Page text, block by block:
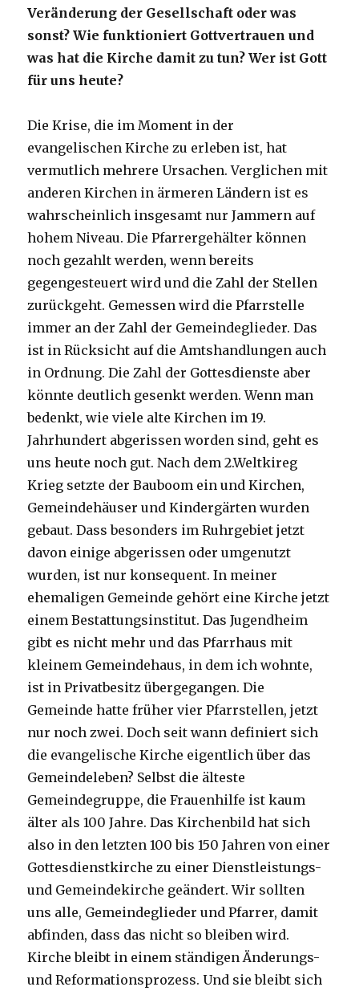
Veränderung der Gesellschaft oder was
sonst? Wie funktioniert Gottvertrauen und
was hat die Kirche damit zu tun? Wer ist Gott
für uns heute?
Die Krise, die im Moment in der
evangelischen Kirche zu erleben ist, hat
vermutlich mehrere Ursachen. Verglichen mit
anderen Kirchen in ärmeren Ländern ist es
wahrscheinlich insgesamt nur Jammern auf
hohem Niveau. Die Pfarrergehälter können
noch gezahlt werden, wenn bereits
gegengesteuert wird und die Zahl der Stellen
zurückgeht. Gemessen wird die Pfarrstelle
immer an der Zahl der Gemeindeglieder. Das
ist in Rücksicht auf die Amtshandlungen auch
in Ordnung. Die Zahl der Gottesdienste aber
könnte deutlich gesenkt werden. Wenn man
bedenkt, wie viele alte Kirchen im 19.
Jahrhundert abgerissen worden sind, geht es
uns heute noch gut. Nach dem 2.Weltkireg
Krieg setzte der Bauboom ein und Kirchen,
Gemeindehäuser und Kindergärten wurden
gebaut. Dass besonders im Ruhrgebiet jetzt
davon einige abgerissen oder umgenutzt
wurden, ist nur konsequent. In meiner
ehemaligen Gemeinde gehört eine Kirche jetzt
einem Bestattungsinstitut. Das Jugendheim
gibt es nicht mehr und das Pfarrhaus mit
kleinem Gemeindehaus, in dem ich wohnte,
ist in Privatbesitz übergegangen. Die
Gemeinde hatte früher vier Pfarrstellen, jetzt
nur noch zwei. Doch seit wann definiert sich
die evangelische Kirche eigentlich über das
Gemeindeleben? Selbst die älteste
Gemeindegruppe, die Frauenhilfe ist kaum
älter als 100 Jahre. Das Kirchenbild hat sich
also in den letzten 100 bis 150 Jahren von einer
Gottesdienstkirche zu einer Dienstleistungs-
und Gemeindekirche geändert. Wir sollten
uns alle, Gemeindeglieder und Pfarrer, damit
abfinden, dass das nicht so bleiben wird.
Kirche bleibt in einem ständigen Änderungs-
und Reformationsprozess. Und sie bleibt sich